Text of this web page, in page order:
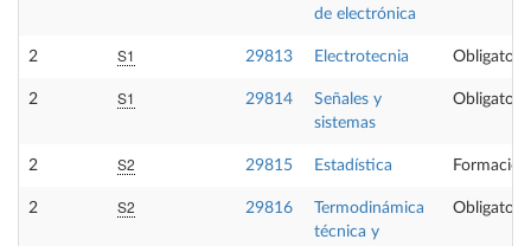
de electrónica
2 S1 29813 Electrotecnia Obligatoria
2 S1 29814
Señales y
sistemas
Obligatoria
2 S2 29815 Estadística
2 S2 29816
Termodinámica
técnica y
Obligatoria